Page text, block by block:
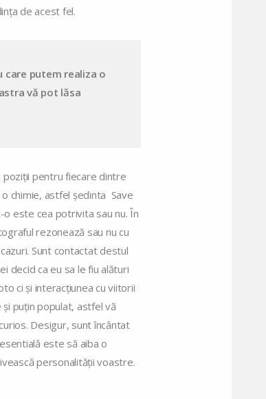
de acest fel.
putem realiza o
vă pot lăsa
poziții pentru fiecare dintre
chimie, astfel ședinta Save
este cea potrivita sau nu. În
rezonează sau nu cu
Sunt contactat destul
decid ca eu sa le fiu alături
ci și interacțiunea cu viitorii
puțin populat, astfel vă
Desigur, sunt încântat
este să aiba o
personalității voastre.